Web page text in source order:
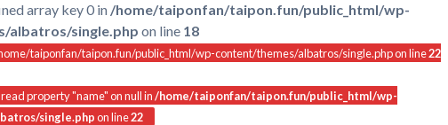
array key 0 in /home/taiponfan/taipon.fun/public_html/wp-
albatros/single.php on line 18
taiponfan/taipon.fun/public_html/wp-content/themes/albatros/single.php on line22
property "name" on null in /home/taiponfan/taipon.fun/public_html/wp-
single.phpon line22